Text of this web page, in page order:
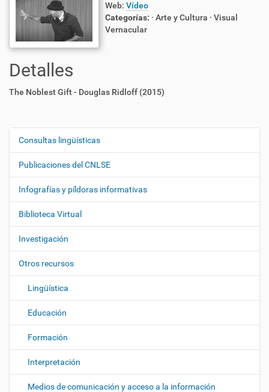
Web: Vídeo
Categorías: · Arte y Cultura · Visual
Vernacular
Detalles
The Noblest Gift - Douglas Ridloff (2015)
N
e
g
a
c
i
ó
n
Consultas lingüísticas
Publicaciones del CNLSE
Infografías y píldoras informativas
Biblioteca Virtual
Investigación
Otros recursos
Lingüística
Educación
Formación
Interpretación
Medios de comunicación y acceso a la información